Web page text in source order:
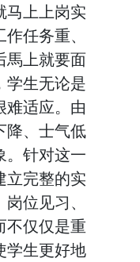
马上上岗实
任务重、
馬上就要面
学生无论是
难适应。由
降、士气低
。针对这一
立完整的实
位见习、
不仅仅是重
学生更好地